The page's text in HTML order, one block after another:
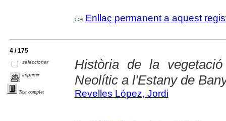
Enllaç permanent a aquest
4 / 175
seleccionar
imprimir
Text complet
Història de la
Neolític a l'Estany de
Revelles López, Jordi